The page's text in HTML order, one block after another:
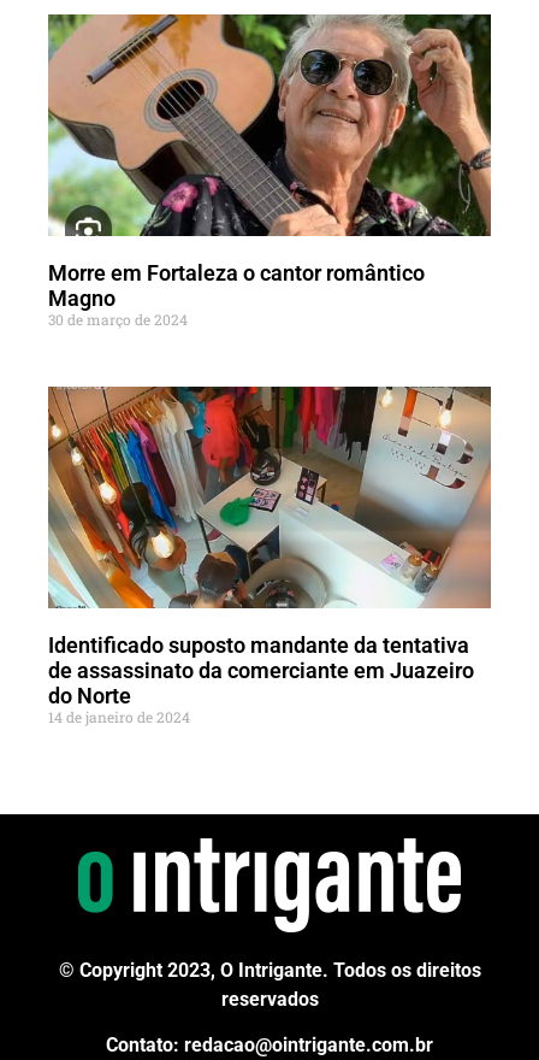
Morre em Fortaleza o cantor romântico
Magno
30 de março de 2024
Identificado suposto mandante da tentativa
de assassinato da comerciante em Juazeiro
do Norte
14 de janeiro de 2024
© Copyright 2023, O Intrigante. Todos os direitos
reservados
Contato: redacao@ointrigante.com.br